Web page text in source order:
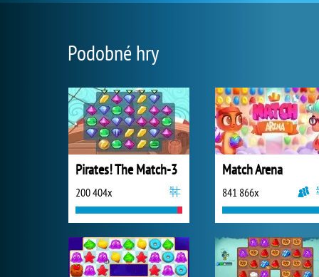
Podobné hry
Pirates! The Match-3
200 404x
Match Arena
841 866x